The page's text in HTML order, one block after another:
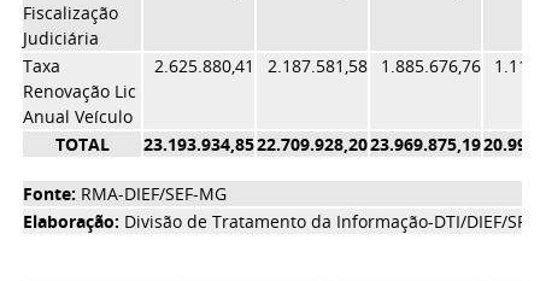
Fiscalização
Judiciária
Taxa
Renovação Lic
Anual Veículo
2.625.880,41 2.187.581,58 1.885.676,76
TOTAL 23.193.934,8522.709.928,2023.969.875,19
Fonte: RMA-DIEF/SEF-MG
Elaboração: Divisão de Tratamento da Informação-DTI/DIEF/